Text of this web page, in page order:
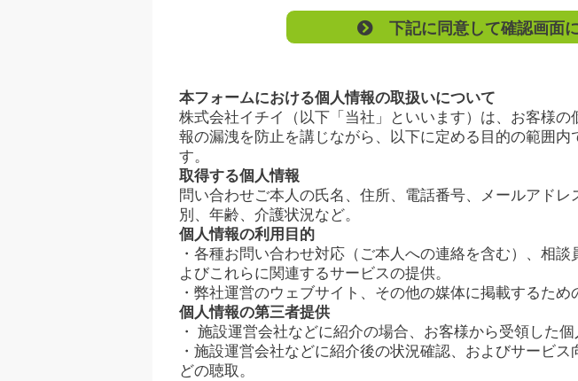
下記に同意して確認画面
本フォームにおける個人情報の取扱いについて
株式会社イチイ（以下「当社」といいます）は、お客様
報の漏洩を防止を講じながら、以下に定める目的の範囲内
す。
取得する個人情報
問い合わせご本人の氏名、住所、電話番号、メールアド
別、年齢、介護状況など。
個人情報の利用目的
・各種お問い合わせ対応（ご本人への連絡を含む）、相
よびこれらに関連するサービスの提供。
・弊社運営のウェブサイト、その他の媒体に掲載するため
個人情報の第三者提供
・ 施設運営会社などに紹介の場合、お客様から受領した個
・施設運営会社などに紹介後の状況確認、およびサービ
どの聴取。